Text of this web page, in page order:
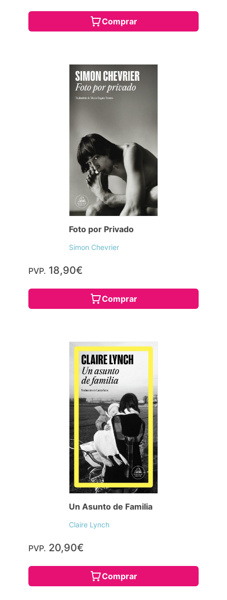
Comprar
Foto por Privado
Simon Chevrier
PVP. 18,90€
Comprar
Un Asunto de Familia
Claire Lynch
PVP. 20,90€
Comprar